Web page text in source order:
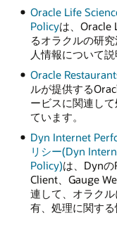
Oracle Life
Policyは、Oracle
るオラクルの研
人情報について説
Oracle
ルが提供する
ービスに関連し
ています。
Dyn Internet
リシー(Dyn
Policy)は、Dyn
Client、Gauge
連して、オラク
有、処理に関する